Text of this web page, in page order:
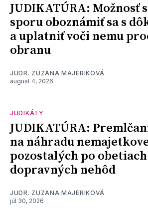
JUDIKATÚRA: Možnosť
sporu oboznámiť sa s
a uplatniť voči nemu
obranu
JUDR. ZUZANA MAJERIKOVÁ
august 4, 2026
JUDIKÁTY
JUDIKATÚRA:
na náhradu
pozostalých po obetiach
dopravných nehôd
JUDR. ZUZANA MAJERIKOVÁ
júl 30, 2026